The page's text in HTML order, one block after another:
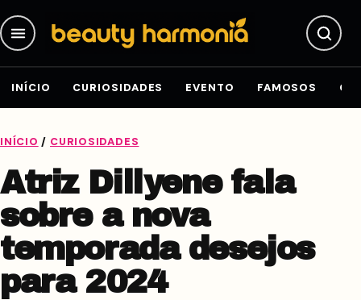
INÍCIO CURIOSIDADES EVENTO FAMOSOS
INÍCIO / CURIOSIDADES
Atriz Dillyene fala
sobre a nova
temporada desejos
para 2024